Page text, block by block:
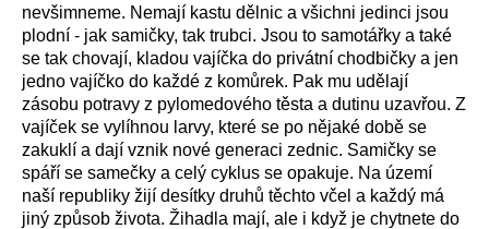
nevšimneme. Nemají kastu dělnic a všichni jedinci jsou
plodní - jak samičky, tak trubci. Jsou to samotářky a také
se tak chovají, kladou vajíčka do privátní chodbičky a jen
jedno vajíčko do každé z komůrek. Pak mu udělají
zásobu potravy z pylomedového těsta a dutinu uzavřou. Z
vajíček se vylíhnou larvy, které se po nějaké době se
zakuklí a dají vznik nové generaci zednic. Samičky se
spáří se samečky a celý cyklus se opakuje. Na území
naší republiky žijí desítky druhů těchto včel a každý má
jiný způsob života. Žihadla mají, ale i když je chytnete do